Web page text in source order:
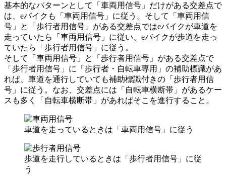
基本的なパターンとして「車両用信号」だけがある交差点で
は、eバイクも「車両用信号」に従う。そして「車両用信
号」と「歩行者用信号」がある交差点ではeバイクが車道を
走っていたら「車両用信号」に従い、eバイクが歩道を走っ
ていたら「歩行者用信号」に従う。
そして「車両用信号」と「歩行者用信号」がある交差点で
「歩行者用信号」に「歩行者・自転車専用」の補助標識があ
れば、車道を通行していても補助標識付きの「歩行者用信
号」に従う。なお、交差点には「自転車横断帯」があるケー
スも多く「自転車横断帯」があればそこを進行すること。
車道を走っているときは「車両用信号」に従う
歩道を走行しているときは「歩行者用信号」に従
う